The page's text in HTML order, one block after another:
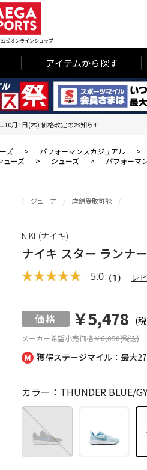
式オンラインショップ
アイテムから探す
10月1日(木) 価格改定のお知らせ
ズ > パフォーマンスカジュアル >
ューズ > シューズ > パフォーマ
獲得ステージマイル：最大
ジュニア 店舗受取可能
ナイキ スター ランナ
5.0 （1） レ
メーカー希望小売価格￥6,050(税込)
￥5,478 (
カラー：THUNDER BLUE/
NIKE(ナイキ)